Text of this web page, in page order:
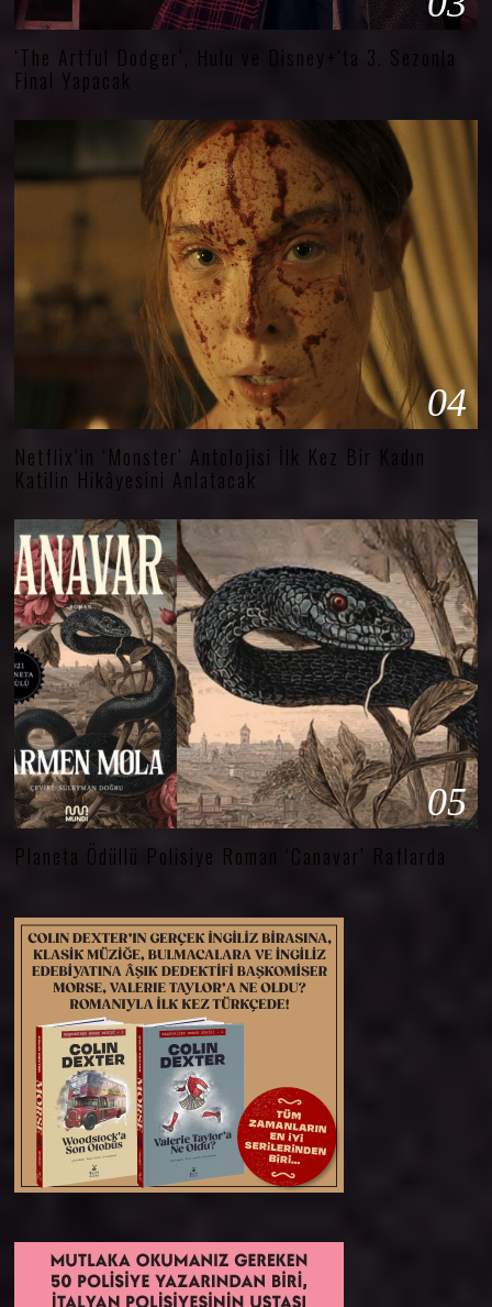
‘The Artful Dodger’, Hulu ve Disney+’ta 3. Sezonla
Final Yapacak
04
Netflix’in ‘Monster’ Antolojisi İlk Kez Bir Kadın
Katilin Hikâyesini Anlatacak
05
Planeta Ödüllü Polisiye Roman ‘Canavar’ Raflarda